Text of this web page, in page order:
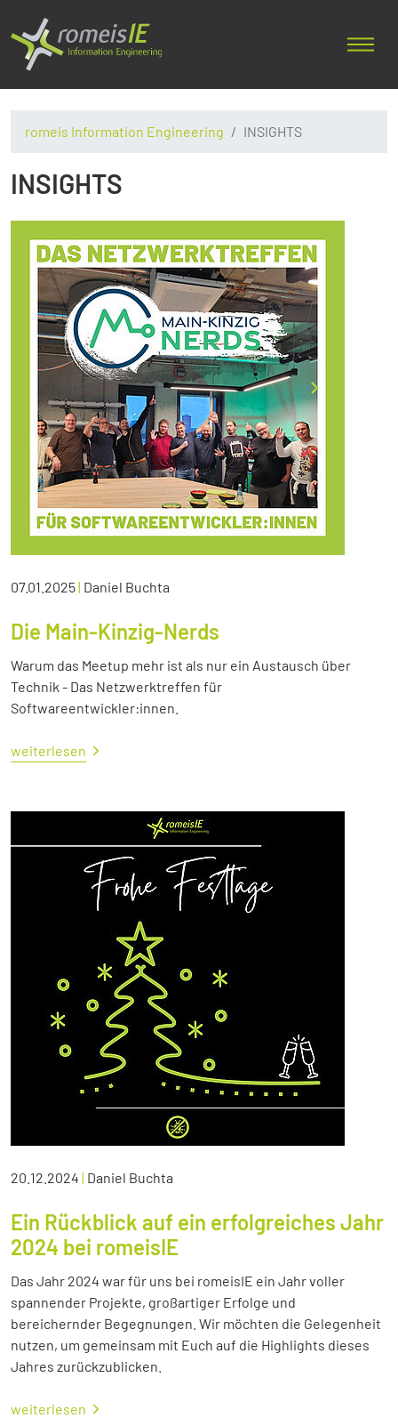
romeis Information Engineering INSIGHTS
INSIGHTS
07.01.2025| Daniel Buchta
Die Main-Kinzig-Nerds
Warum das Meetup mehr ist als nur ein Austausch über
Technik - Das Netzwerktreffen für
Softwareentwickler:innen.
weiterlesen
20.12.2024 | Daniel Buchta
Ein Rückblick auf ein erfolgreiches Jahr
2024 bei romeisIE
Das Jahr 2024 war für uns bei romeisIE ein Jahr voller
spannender Projekte, großartiger Erfolge und
bereichernder Begegnungen. Wir möchten die Gelegenheit
nutzen, um gemeinsam mit Euch auf die Highlights dieses
Jahres zurückzublicken.
weiterlesen